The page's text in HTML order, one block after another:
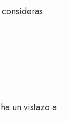
un vistazo a